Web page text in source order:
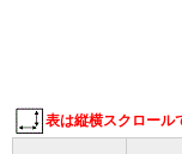
表は縦横スクロール